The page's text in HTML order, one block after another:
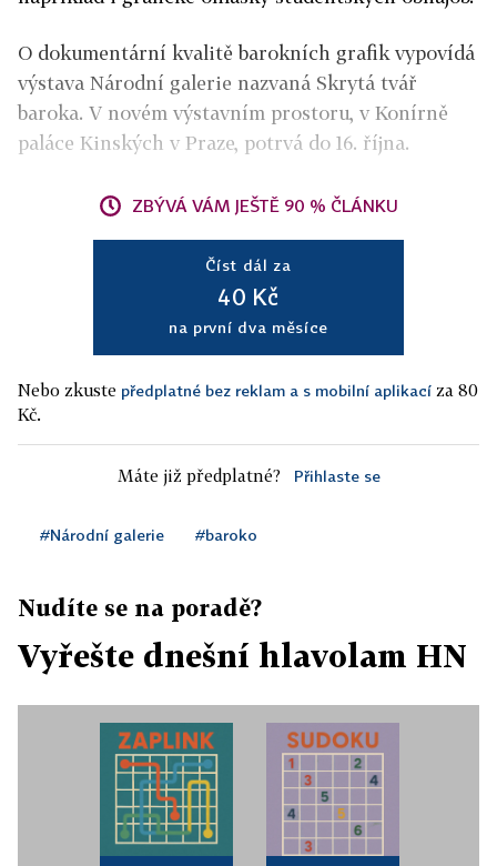
O dokumentární kvalitě barokních grafik vypovídá
výstava Národní galerie nazvaná Skrytá tvář
baroka. V novém výstavním prostoru, v Konírně
paláce Kinských v Praze, potrvá do 16. října.
ZBÝVÁ VÁM JEŠTĚ 90 % ČLÁNKU
Číst dál za
40 Kč
na první dva měsíce
Nebo zkuste předplatné bez reklam a s mobilní aplikací za 80
Kč.
Máte již předplatné? Přihlaste se
#Národní galerie #baroko
Nudíte se na poradě?
Vyřešte dnešní hlavolam HN